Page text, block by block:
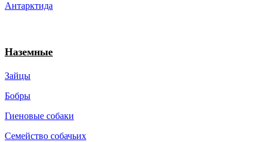
Антарктида
Наземные
Зайцы
Бобры
Гиеновые собаки
Семейство собачьих